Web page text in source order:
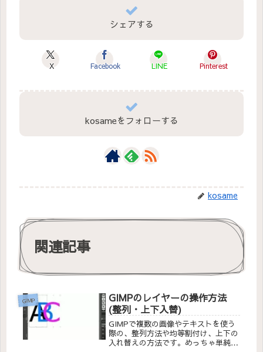
シェアする
X Facebook LINE Pinterest
kosameをフォローする
kosame
関連記事
GIMP
GIMPのレイヤーの操作方法
(整列・上下入替)
GIMPで複数の画像やテキストを使う
際の、整列方法や均等割付け、上下の
入れ替えの方法です。めっちゃ単純で